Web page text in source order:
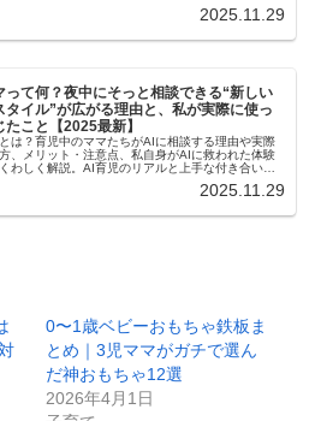
2025.11.29
って何？夜中にそっと相談できる“新しい
タイル”が広がる理由と、私が実際に使っ
たこと【2025最新】
は？育児中のママたちがAIに相談する理由や実際
、メリット・注意点、私自身がAIに救われた体験
わしく解説。AI育児のリアルと上手な付き合い方
2025.11.29
0〜1歳ベビーおもちゃ鉄板ま
とめ｜3児ママがガチで選ん
だ神おもちゃ12選
2026年4月1日